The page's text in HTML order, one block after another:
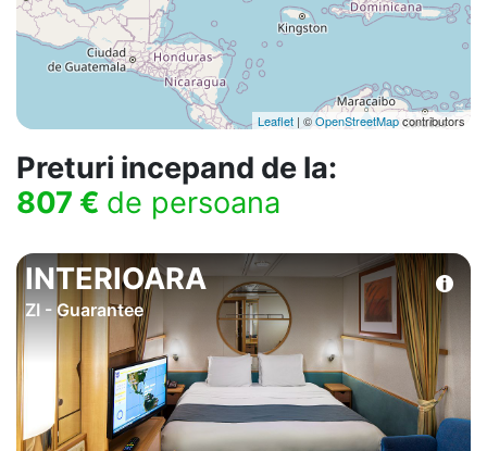
Leaflet | ©OpenStreetMapcontributors
Preturi incepand de la:
807 € de persoana
INTERIOARA
ZI - Guarantee